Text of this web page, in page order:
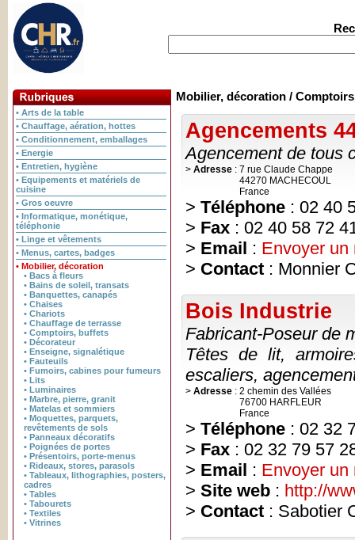
• Arts de la table
• Chauffage, aération, hottes
• Conditionnement, emballages
• Energie
• Entretien, hygiène
• Equipements et matériels de
cuisine
• Gros oeuvre
• Informatique, monétique,
téléphonie
• Linge et vêtements
• Menus, cartes, badges
• Mobilier, décoration
• Bacs à fleurs
• Bains de soleil, transats
• Banquettes, canapés
• Chaises
• Chariots
• Chauffage de terrasse
• Comptoirs, buffets
• Décorateur
• Enseigne, signalétique
• Fauteuils
• Fumoirs, cabines pour fumeurs
• Lits
• Luminaires
• Marbre, pierre, granit
• Matelas et sommiers
• Moquettes, parquets,
revêtements de sols
• Panneaux décoratifs
• Poignées de portes
• Présentoirs, porte-menus
• Rideaux, stores, parasols
• Tableaux, lithographies, posters,
cadres
• Tables
• Tabourets
• Textiles
• Vitrines
Mobilier, décoration /
Agencements
Agencement de tous
> Adresse : 7 rue Claude Chappe
44270 MACHECOUL
France
> Téléphone : 02 40
> Fax : 02 40 58 72
> Email : Envoyer
> Contact : Monnier
Bois Industrie
Fabricant-Poseur de
Têtes de lit,
escaliers,
> Adresse : 2 chemin des Vallées
76700 HARFLEUR
France
> Téléphone : 02 32
> Fax : 02 32 79 57
> Email : Envoyer
> Site web : http://
> Contact : Sabotier